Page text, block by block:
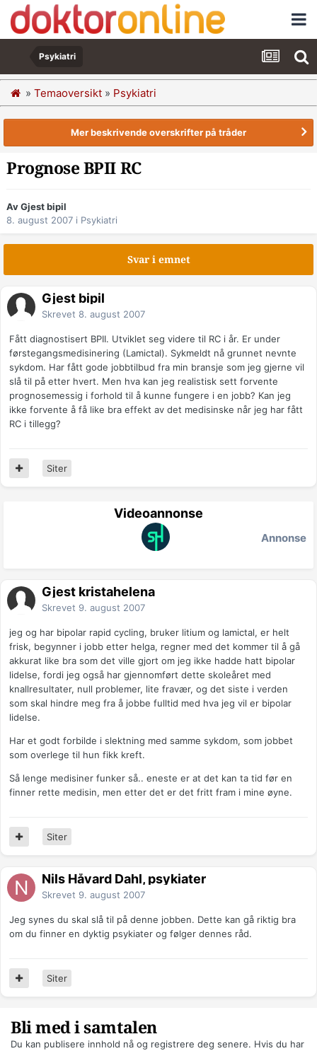
Psykiatri
» Temaoversikt » Psykiatri
Mer beskrivende overskrifter på tråder
Prognose BPII RC
Av Gjest bipil
8. august 2007 i Psykiatri
Svar i emnet
Gjest bipil
Skrevet 8. august 2007
Fått diagnostisert BPII. Utviklet seg videre til RC i år. Er under
førstegangsmedisinering (Lamictal). Sykmeldt nå grunnet nevnte
sykdom. Har fått gode jobbtilbud fra min bransje som jeg gjerne vil
slå til på etter hvert. Men hva kan jeg realistisk sett forvente
prognosemessig i forhold til å kunne fungere i en jobb? Kan jeg
ikke forvente å få like bra effekt av det medisinske når jeg har fått
RC i tillegg?
Siter
Videoannonse
Annonse
Gjest kristahelena
Skrevet 9. august 2007
jeg og har bipolar rapid cycling, bruker litium og lamictal, er helt
frisk, begynner i jobb etter helga, regner med det kommer til å gå
akkurat like bra som det ville gjort om jeg ikke hadde hatt bipolar
lidelse, fordi jeg også har gjennomført dette skoleåret med
knallresultater, null problemer, lite fravær, og det siste i verden
som skal hindre meg fra å jobbe fulltid med hva jeg vil er bipolar
lidelse.
Har et godt forbilde i slektning med samme sykdom, som jobbet
som overlege til hun fikk kreft.
Så lenge medisiner funker så.. eneste er at det kan ta tid før en
finner rette medisin, men etter det er det fritt fram i mine øyne.
Siter
Nils Håvard Dahl, psykiater
Skrevet 9. august 2007
Jeg synes du skal slå til på denne jobben. Dette kan gå riktig bra
om du finner en dyktig psykiater og følger dennes råd.
Siter
Bli med i samtalen
Du kan publisere innhold nå og registrere deg senere. Hvis du har